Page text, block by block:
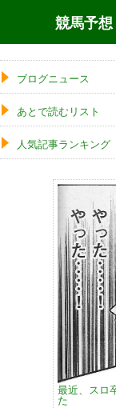
競馬予
ブログニュース
あとで読むリスト
人気記事ランキング
最近、スロ
た